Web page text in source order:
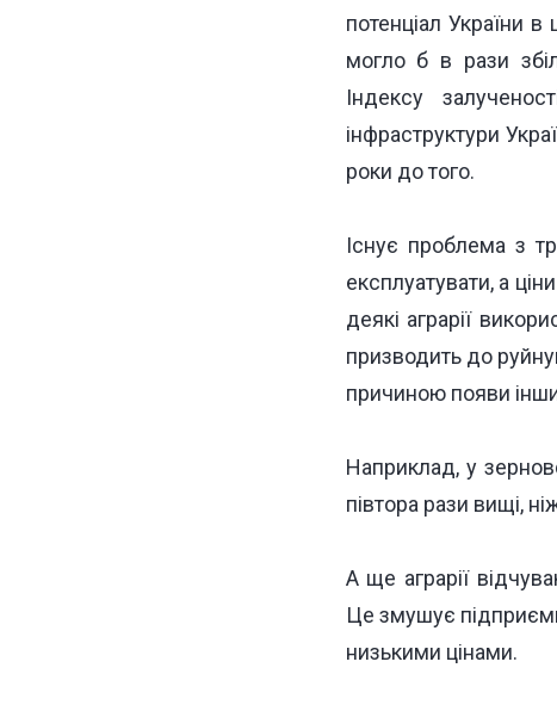
потенціал України
могло б в рази
Індексу
інфраструктури
роки до того.
Існує проблема з
експлуатувати, а
деякі аграрії
призводить до
причиною появи
Наприклад, у
півтора рази вищі,
А ще аграрії
Це змушує
низькими цінами.